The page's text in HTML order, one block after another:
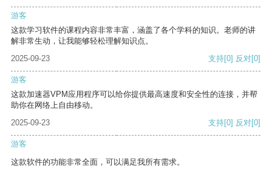
游客
这款学习软件的课程内容非常丰富，涵盖了各个学科的知识。老师的讲
解非常生动，让我能够轻松理解知识点。
2025-09-23
支持[0] 反对[0]
游客
这款加速器VPM应用程序可以给你提供最高速度和安全性的连接，并帮
助你在网络上自由移动。
2025-09-23
支持[0] 反对[0]
游客
这款软件的功能非常全面，可以满足我所有需求。